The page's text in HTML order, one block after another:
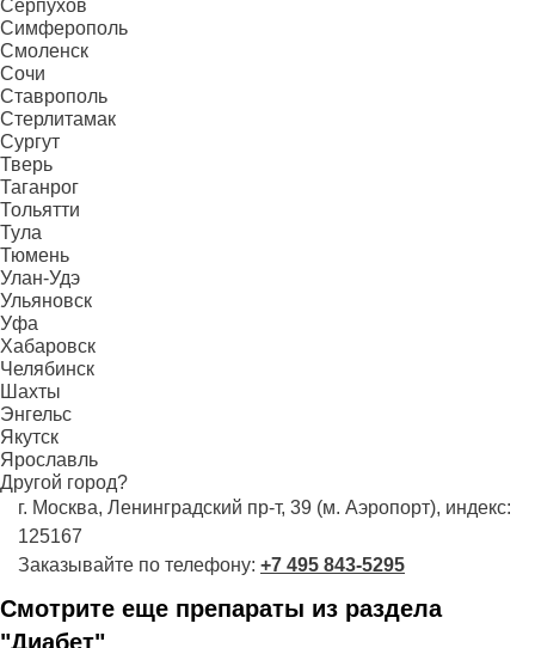
Серпухов
Симферополь
Смоленск
Сочи
Ставрополь
Стерлитамак
Сургут
Тверь
Таганрог
Тольятти
Тула
Тюмень
Улан-Удэ
Ульяновск
Уфа
Хабаровск
Челябинск
Шахты
Энгельс
Якутск
Ярославль
Другой город?
г. Москва, Ленинградский пр-т, 39 (м. Аэропорт), индекс:
125167
Заказывайте по телефону: +7 495 843-5295
Смотрите еще препараты из раздела
"Диабет"